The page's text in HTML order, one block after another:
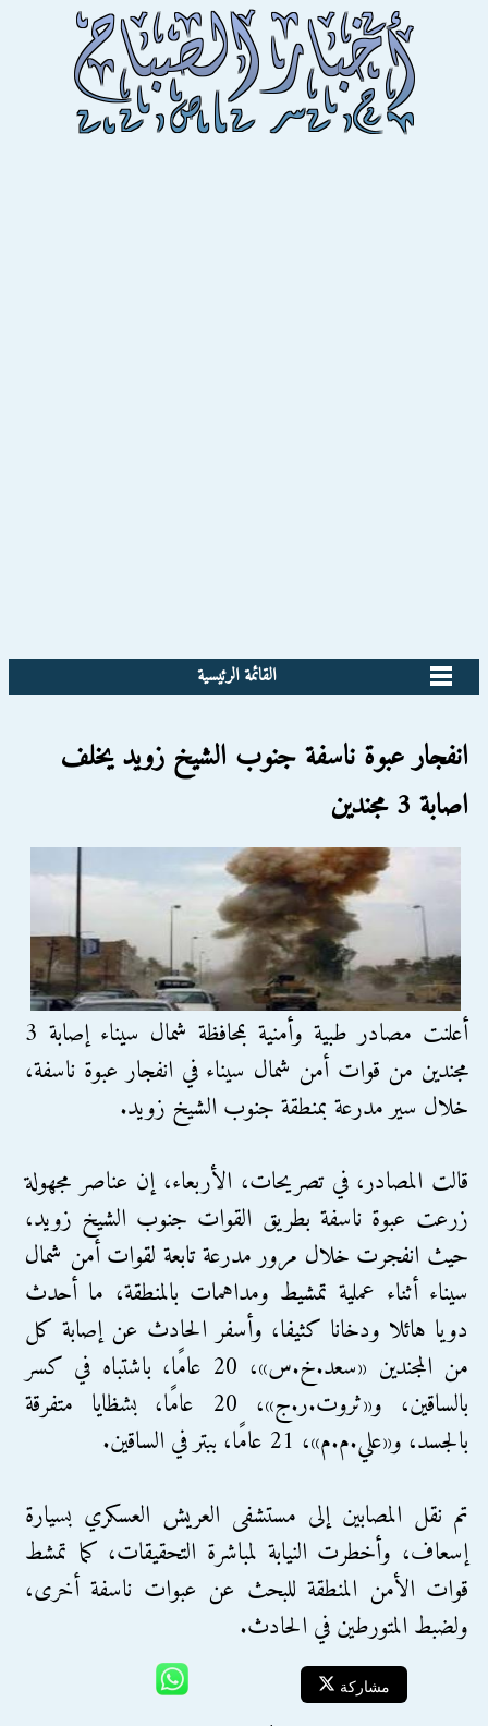
القائمة الرئيسية
انفجار عبوة ناسفة جنوب الشيخ زويد يخلف
اصابة 3 مجندين
أعلنت مصادر طبية وأمنية بمحافظة شمال سيناء إصابة 3
مجندين من قوات أمن شمال سيناء في انفجار عبوة ناسفة،
خلال سير مدرعة بمنطقة جنوب الشيخ زويد.
قالت المصادر، في تصريحات، الأربعاء، إن عناصر مجهولة
زرعت عبوة ناسفة بطريق القوات جنوب الشيخ زويد،
حيث انفجرت خلال مرور مدرعة تابعة لقوات أمن شمال
سيناء أثناء عملية تمشيط ومداهمات بالمنطقة، ما أحدث
دويا هائلا ودخانا كثيفا، وأسفر الحادث عن إصابة كل
من المجندين «سعد.خ.س»، 20 عامًا، باشتباه في كسر
بالساقين، و«ثروت.ر.ج»، 20 عامًا، بشظايا متفرقة
بالجسد، و«علي.م.م»، 21 عامًا، ببتر في الساقين.
تم نقل المصابين إلى مستشفى العريش العسكري بسيارة
إسعاف، وأخطرت النيابة لمباشرة التحقيقات، كما تمشط
قوات الأمن المنطقة للبحث عن عبوات ناسفة أخرى،
ولضبط المتورطين في الحادث.
مشاركة